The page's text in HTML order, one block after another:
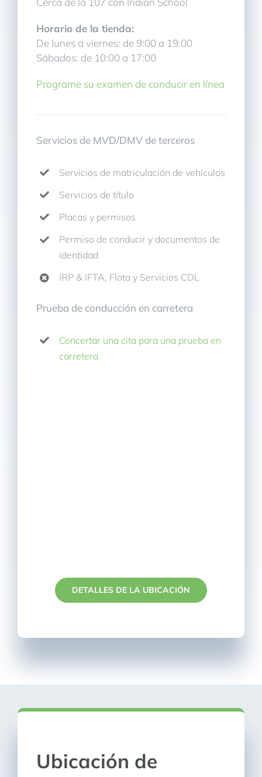
Horario de la tienda:
De lunes a viernes: de 9:00 a 19:00
Sábados: de 10:00 a 17:00
Programe su examen de conducir en línea
Servicios de MVD/DMV de terceros
Servicios de matriculación de vehículos
Servicios de título
Placas y permisos
Permiso de conducir y documentos de
identidad
IRP & IFTA, Flota y Servicios CDL
Prueba de conducción en carretera
Concertar una cita para una prueba en
carretera
DETALLES DE LA UBICACIÓN
Ubicación de